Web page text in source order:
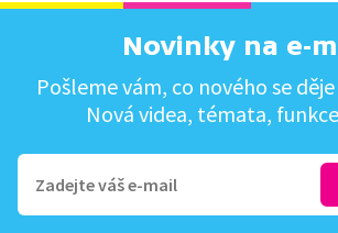
Novinky na e-
Pošleme vám, co nového se
Nová videa, témata,